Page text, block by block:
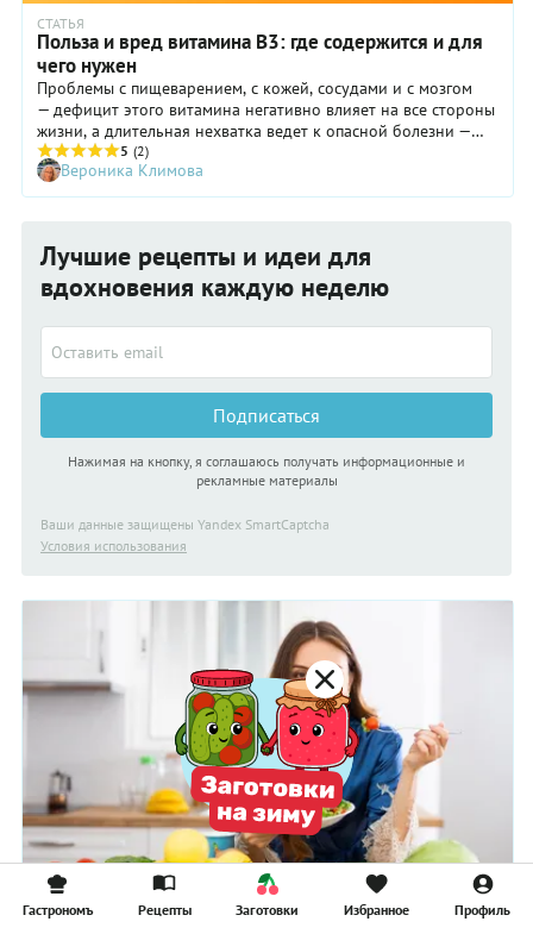
СТАТЬЯ
Польза и вред витамина В3: где содержится и для
чего нужен
Проблемы с пищеварением, с кожей, сосудами и с мозгом
— дефицит этого витамина негативно влияет на все стороны
жизни, а длительная нехватка ведет к опасной болезни —
пеллагре. Рассказываем, что это такое — витамин PP , он же
В3 или ниацин: для чего он нужен, как понять, что его не
хватает, сколько необходимо в сутки, из каких продуктов
5 (2)
Вероника Климова
Лучшие рецепты и идеи для
вдохновения каждую неделю
Подписаться
Нажимая на кнопку, я соглашаюсь получать информационные и
рекламные материалы
Ваши данные защищены Yandex SmartCaptcha
Условия использования
СТАТЬЯ
Желчегонные продукты питания при застое желчи,
Гастрономъ Рецепты Заготовки Избранное Профиль